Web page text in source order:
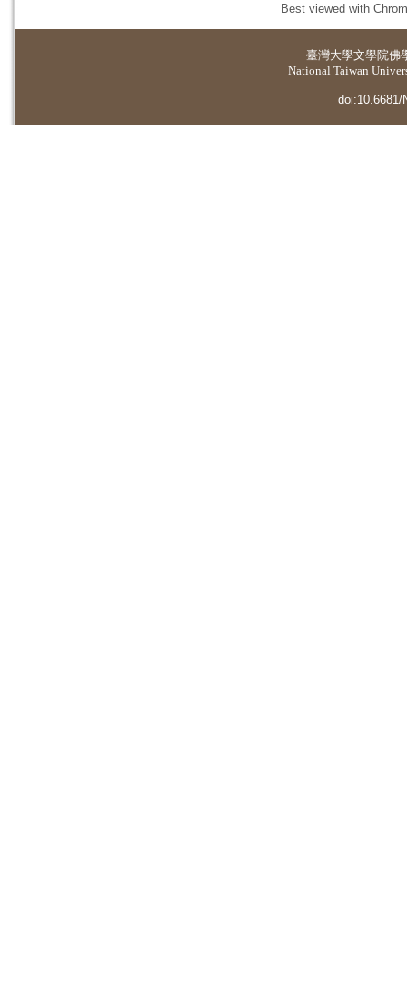
Best viewed with
臺灣大學文學院佛
National Taiwan
doi:10.6681/